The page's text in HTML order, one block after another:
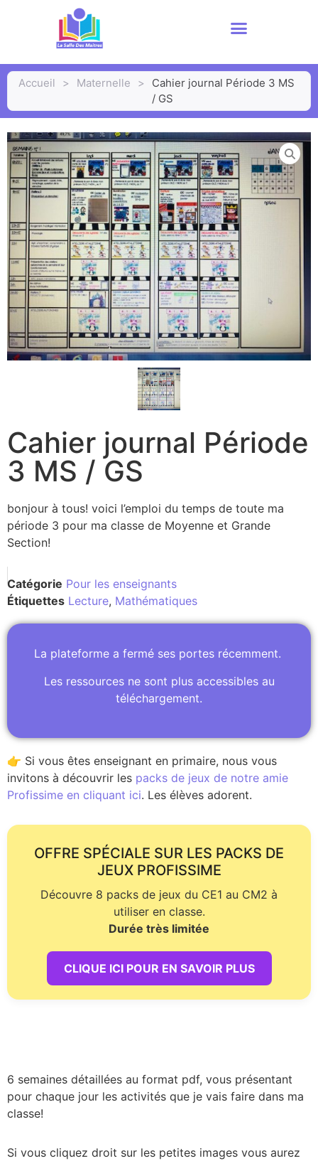
Accueil > Maternelle >
Cahier journal Période 3 MS
/ GS
Cahier journal Période
3 MS / GS
bonjour à tous! voici l’emploi du temps de toute ma
période 3 pour ma classe de Moyenne et Grande
Section!
Catégorie Pour les enseignants
Étiquettes Lecture, Mathématiques
La plateforme a fermé ses portes récemment.
Les ressources ne sont plus accessibles au
téléchargement.
👉 Si vous êtes enseignant en primaire, nous vous
invitons à découvrir les packs de jeux de notre amie
Profissime en cliquant ici. Les élèves adorent.
OFFRE SPÉCIALE SUR LES PACKS DE
JEUX PROFISSIME
Découvre 8 packs de jeux du CE1 au CM2 à
utiliser en classe.
Durée très limitée
CLIQUE ICI POUR EN SAVOIR PLUS
6 semaines détaillées au format pdf, vous présentant
pour chaque jour les activités que je vais faire dans ma
classe!
Si vous cliquez droit sur les petites images vous aurez